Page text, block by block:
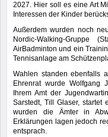
2027. Hier soll es eine Art
Interessen der Kinder
Außerdem wurden noch
Nordic-Walking-Gruppe
AirBadminton und ein
Tennisanlage am
Wahlen standen ebenfalls
Ehrenrat wurde Wolfgang
Ihrem Amt der
Sarstedt, Till Glaser, startet
wurden die Ämter in
Erklärungen lagen jedoch
entsprach.